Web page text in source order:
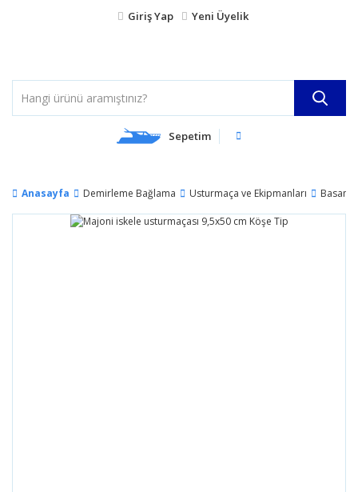
Giriş Yap Yeni Üyelik
Sepetim
Anasayfa Demirleme Bağlama Usturmaça ve Ekipmanları